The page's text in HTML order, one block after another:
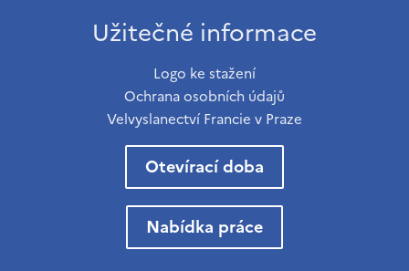
Užitečné informace
Logo ke stažení
Ochrana osobních údajů
Velvyslanectví Francie v Praze
Otevírací doba
Nabídka práce